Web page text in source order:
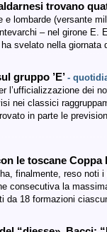
trovano
lombarde (versante
– nel girone E.
svelato nella
gruppo ’E’ -
l’ufficializzazione dei
nei classici
in parte le
le toscane Coppa
finalmente, reso noti i
consecutiva la
da 18 formazioni